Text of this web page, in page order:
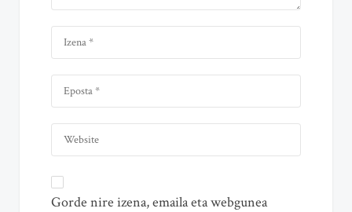
Gorde nire izena, emaila eta webgunea